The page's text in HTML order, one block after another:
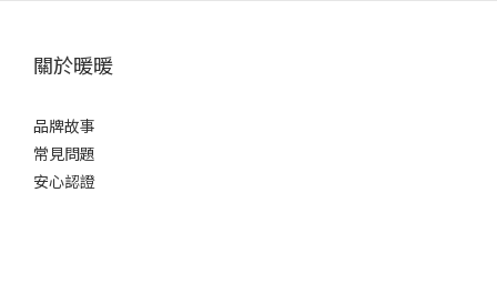
關於暖暖
品牌故事
常見問題
安心認證